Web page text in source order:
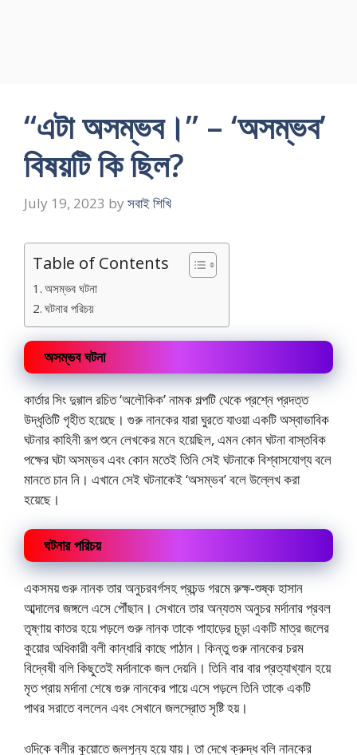
“এটা অসম্ভব।” – ‘অসম্ভব’
বিষয়টি কি ছিল?
July 19, 2023 by সবাই শিখি
Table of Contents
অসম্ভব ঘটনা
ঘটনার পরিচয়
অসম্ভব ঘটনা
কার্তার সিং দুগ্গাল রচিত ‘অলৌকিক’ নামক গল্পটি থেকে প্রশ্নে প্রদত্ত
উদ্ধৃতিটি গৃহীত হয়েছে। গুরু নানকের যারা ঘুরতে যাওয়া একটি অস্বাভাবিক
ঘটনার কাহিনী রূপ শুনে লেখকের মনে হয়েছিল, এমন কোন ঘটনা বাস্তবিক
পক্ষের ঘটা অসম্ভব এবং কোন মতেই তিনি সেই ঘটনাকে বিশ্বাসযোগ্য বলে
মানতে চান নি। এখানে সেই ঘটনাকেই ‘অসম্ভব’ বলে উল্লেখ করা
হয়েছে।
ঘটনার পরিচয়
একসময় গুরু নানক তার অনুচরবর্গসহ প্রচন্ড গরমে রুক্ষ-শুষ্ক হাসান
আব্দালের জঙ্গলে এসে পৌঁছান। সেখানে তার অন্যতম অনুচর মর্দানার প্রবল
তৃষ্ণায় কাতর হয়ে পড়লে গুরু নানক তাকে পাহাড়ের চূড়া একটি মাত্র জলের
কুয়োর অধিকারী বলী কান্ধারি কাছে পাঠান। কিন্তু গুরু নানকের চরম
বিদ্বেষী বলি কিছুতেই মর্দানাকে জল দেয়নি। তিনি বার বার প্রত্যাখ্যান হয়ে
মৃত প্রায় মর্দানা শেষে গুরু নানকের পায়ে এসে পড়লে তিনি তাকে একটি
পাথর সরাতে বললেন এবং সেখানে জলস্রোত সৃষ্টি হয়।
ওদিকে বলীর কুয়োতে জলশূন্য হয়ে যায়। তা দেখে ক্রুদ্ধ বলি নানকের